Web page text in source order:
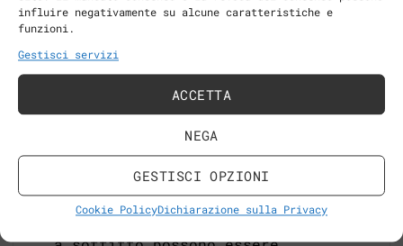
influire negativamente su alcune caratteristiche e
funzioni.
Gestisci servizi
ACCETTA
NEGA
GESTISCI OPZIONI
Cookie PolicyDichiarazione sulla Privacy
Manutenzione
di manutenzione e la facile
pulizia consente di non
interrompere l’operatività dei
operativi, con disturbi minimi e
costi di manutenzione ridotti al
minimo.
Adattabilità:i pannelli radianti